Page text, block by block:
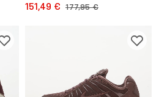
151,49 € 177,95 €